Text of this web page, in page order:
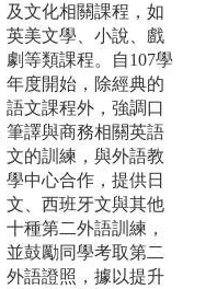
及文化相關課程，如
英美文學、小說、戲
劇等類課程。自107學
年度開始，除經典的
語文課程外，強調口
筆譯與商務相關英語
文的訓練，與外語教
學中心合作，提供日
文、西班牙文與其他
十種第二外語訓練，
並鼓勵同學考取第二
外語證照，據以提升